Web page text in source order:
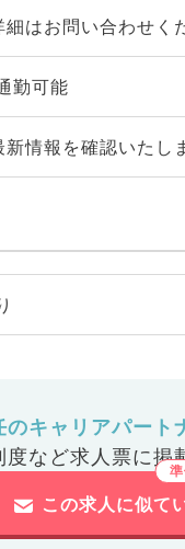
細はお問い合わせく
勤可能
新情報を確認いたし
のキャリアパート
度など求人票に掲
この求人に似て